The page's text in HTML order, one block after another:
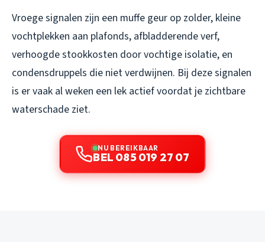
Vroege signalen zijn een muffe geur op zolder, kleine
vochtplekken aan plafonds, afbladderende verf,
verhoogde stookkosten door vochtige isolatie, en
condensdruppels die niet verdwijnen. Bij deze signalen
is er vaak al weken een lek actief voordat je zichtbare
waterschade ziet.
NU BEREIKBAAR
BEL 085 019 27 07